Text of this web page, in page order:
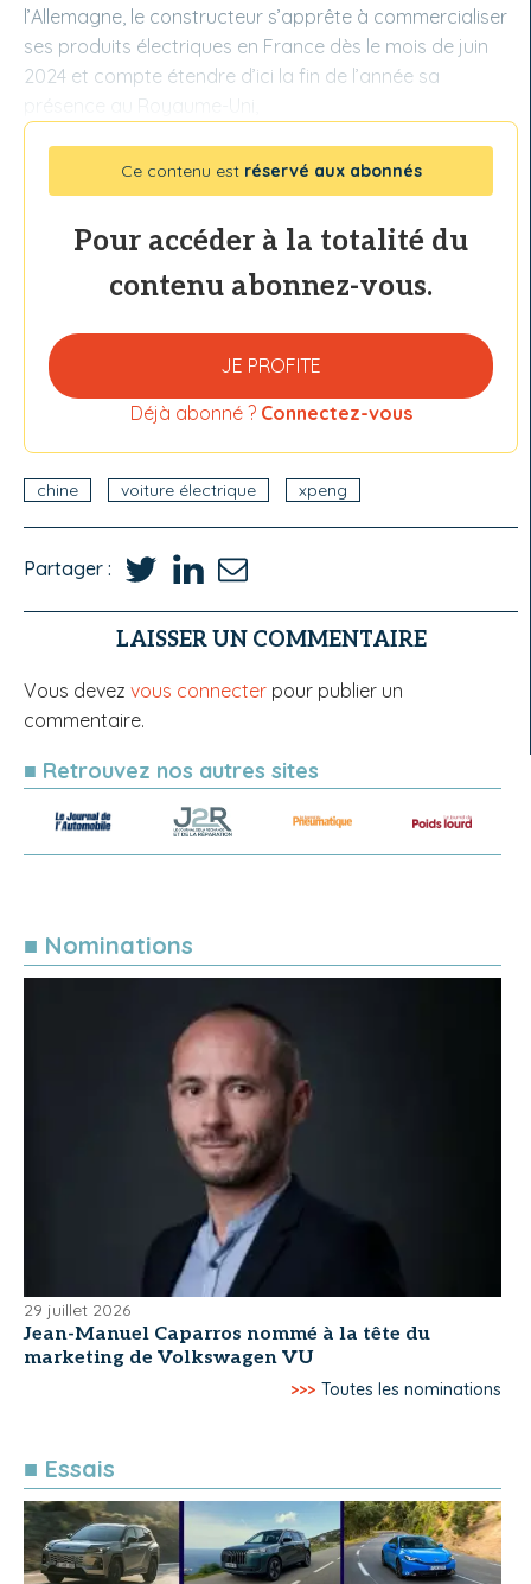
l’Allemagne, le constructeur s’apprête à commercialiser
ses produits électriques en France dès le mois de juin
2024 et compte étendre d’ici la fin de l’année sa
présence au Royaume-Uni,
Ce contenu est réservé aux abonnés
Pour accéder à la totalité du
contenu abonnez-vous.
JE PROFITE
Déjà abonné ? Connectez-vous
chine voiture électrique xpeng
Partager :
LAISSER UN COMMENTAIRE
Vous devez vous connecter pour publier un
commentaire.
■ Retrouvez nos autres sites
■ Nominations
29 juillet 2026
Jean-Manuel Caparros nommé à la tête du
marketing de Volkswagen VU
>>> Toutes les nominations
■ Essais